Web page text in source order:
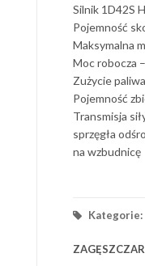
Silnik 1D42S
Pojemność
Maksymalna
Moc robocza
Zużycie
Pojemność
Transmisja
sprzęgła
na wzbudnicę
Kategorie: